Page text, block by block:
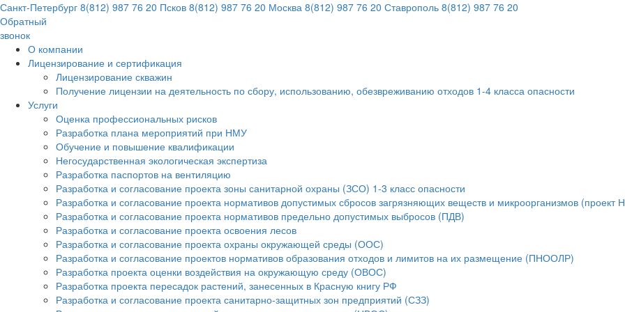
Санкт-Петербург 8(812) 987 76 20 Псков 8(812) 987 76 20 Москва 8(812) 987 76 20 Ставрополь 8(812) 987 76 20
Обратный
звонок
О компании
Лицензирование и сертификация
Лицензирование скважин
Получение лицензии на деятельность по сбору, использованию, обезвреживанию отходов 1-4 класса опасности
Услуги
Оценка профессиональных рисков
Разработка плана мероприятий при НМУ
Обучение и повышение квалификации
Негосударственная экологическая экспертиза
Разработка паспортов на вентиляцию
Разработка и согласование проекта зоны санитарной охраны (ЗСО) 1-3 класс опасности
Разработка и согласование проекта нормативов допустимых сбросов загрязняющих веществ и микроорганизмов (проект
Разработка и согласование проекта нормативов предельно допустимых выбросов (ПДВ)
Разработка и согласование проекта освоения лесов
Разработка и согласование проекта охраны окружающей среды (ООС)
Разработка и согласование проектов нормативов образования отходов и лимитов на их размещение (ПНООЛР)
Разработка проекта оценки воздействия на окружающую среду (ОВОС)
Разработка проекта пересадок растений, занесенных в Красную книгу РФ
Разработка и согласование проекта санитарно-защитных зон предприятий (СЗЗ)